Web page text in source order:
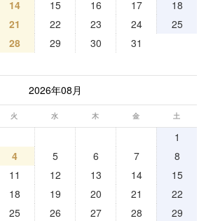
14 15 16 17
18
21 22 23 24
25
28 29 30 31
2026年08月
火 水 木 金 土
1
4 5 6 7
8
11 12 13 14
15
18 19 20 21
22
25 26 27 28
29